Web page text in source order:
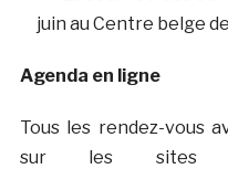
juin au Centre belge
Agenda en ligne
Tous les rendez-vous
sur les sites